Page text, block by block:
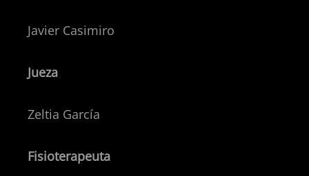
Javier Casimiro
Jueza
Zeltia García
Fisioterapeuta